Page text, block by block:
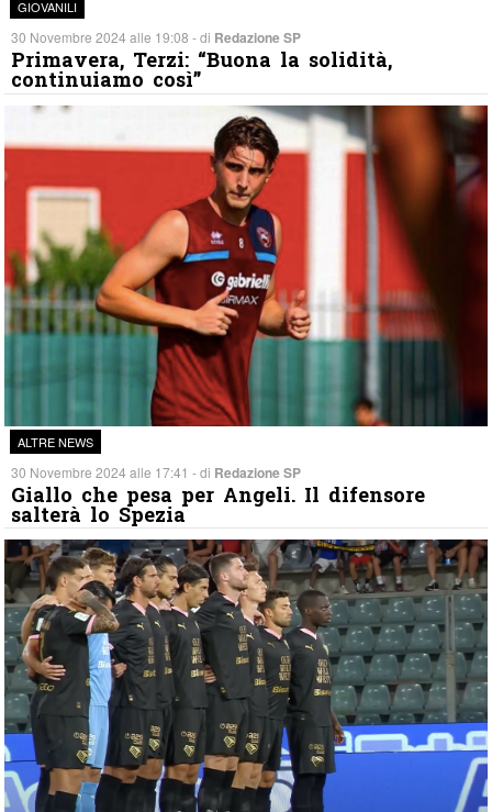
GIOVANILI
30 Novembre 2024 alle 19:08 - di Redazione SP
Primavera, Terzi: “Buona la solidità,
continuiamo così”
ALTRE NEWS
30 Novembre 2024 alle 17:41 - di Redazione SP
Giallo che pesa per Angeli. Il difensore
salterà lo Spezia